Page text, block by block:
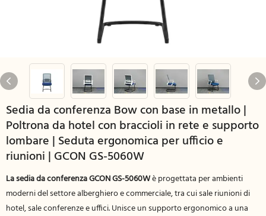
Sedia da conferenza Bow con base in metallo |
Poltrona da hotel con braccioli in rete e supporto
lombare | Seduta ergonomica per ufficio e
riunioni | GCON GS-5060W
La sedia da conferenza GCON GS-5060Wè progettata per ambienti
moderni del settore alberghiero e commerciale, tra cui sale riunioni di
hotel, sale conferenze e uffici. Unisce un supporto ergonomico a una